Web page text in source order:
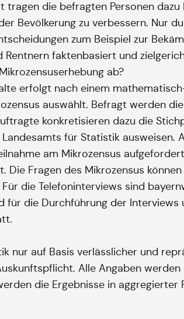
die befragten Personen
Bevölkerung zu verbessern. Nur
zum Beispiel zur
Rentnern faktenbasiert und
ab?
erfolgt nach einem
auswählt. Befragt werden
konkretisieren dazu die
für Statistik
am Mikrozensus
Die Fragen des Mikrozensus
die Telefoninterviews sind
für die Durchführung der
nur auf Basis verlässlicher und
Alle Angaben
die Ergebnisse in